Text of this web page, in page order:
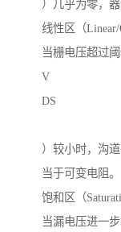
）几乎为零，
线性区（Linear/
当栅电压超过
V
DS
）较小时，沟
当于可变电阻。
饱和区（
当漏电压进一